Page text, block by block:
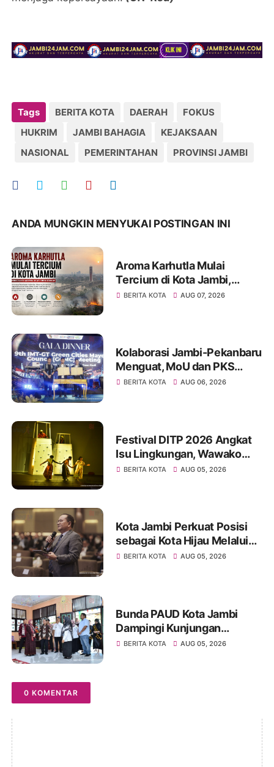
Tags BERITA KOTA DAERAH
FOKUS
HUKRIM
JAMBI BAHAGIA
KEJAKSAAN
NASIONAL
PEMERINTAHAN PROVINSI JAMBI
ANDA MUNGKIN MENYUKAI POSTINGAN INI
Aroma Karhutla Mulai
Tercium di Kota Jambi,
Warga Diminta Waspada
BERITA KOTA AUG 07, 2026
Kolaborasi Jambi-Pekanbaru
Menguat, MoU dan PKS
Ditandatangani pada Gala
BERITA KOTA AUG 06, 2026
Festival DITP 2026 Angkat
Isu Lingkungan, Wawako
Diza Apresiasi Karya
BERITA KOTA AUG 05, 2026
Kota Jambi Perkuat Posisi
sebagai Kota Hijau Melalui
Forum Internasional IMT-GT
BERITA KOTA AUG 05, 2026
Bunda PAUD Kota Jambi
Dampingi Kunjungan
Kemendikdasmen, Perkuat
BERITA KOTA AUG 05, 2026
0 KOMENTAR